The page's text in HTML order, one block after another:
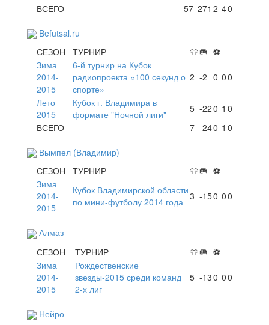
ВСЕГО
57-271 2 40
Befutsal.ru
СЕЗОН
ТУРНИР 👕🥅 ⚽
Зима
2014-
2015
6-й турнир на Кубок
радиопроекта «100 секунд о
спорте»
2 -2 0 00
Лето
2015
Кубок г. Владимира в
формате "Ночной лиги"
5 -220 1 0
ВСЕГО
7 -240 1 0
Вымпел (Владимир)
СЕЗОН
ТУРНИР 👕🥅 ⚽
Зима
2014-
2015
Кубок Владимирской области
по мини-футболу 2014 года 3 -150 00
Алмаз
СЕЗОН
ТУРНИР 👕🥅 ⚽
Зима
2014-
2015
Рождественские
звезды-2015 среди команд
2-х лиг
5 -130 00
Нейро